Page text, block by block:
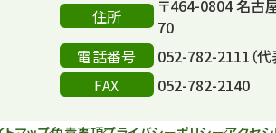
住所
〒464-0804 名古
70
電話番号
052-782-2111（代
FAX
052-782-2140